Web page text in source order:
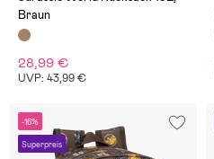
Braun
28,99 €
UVP: 43,99 €
-16%
Superpreis